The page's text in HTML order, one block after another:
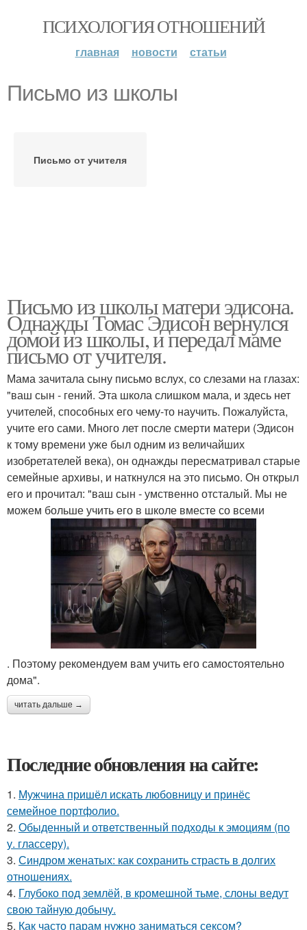
ПСИХОЛОГИЯ ОТНОШЕНИЙ
главная новости статьи
Письмо из школы
Письмо от учителя
Письмо из школы матери эдисона.
Однажды Томас Эдисон вернулся
домой из школы, и передал маме
письмо от учителя.
Мама зачитала сыну письмо вслух, со слезами на глазах:
"ваш сын - гений. Эта школа слишком мала, и здесь нет
учителей, способных его чему-то научить. Пожалуйста,
учите его сами. Много лет после смерти матери (Эдисон
к тому времени уже был одним из величайших
изобретателей века), он однажды пересматривал старые
семейные архивы, и наткнулся на это письмо. Он открыл
его и прочитал: "ваш сын - умственно отсталый. Мы не
можем больше учить его в школе вместе со всеми
. Поэтому рекомендуем вам учить его самостоятельно
дома".
читать дальше →
Последние обновления на сайте:
1. Мужчина пришёл искать любовницу и принёс
семейное портфолио.
2. Обыденный и ответственный подходы к эмоциям (по
у. глассеру).
3. Синдром женатых: как сохранить страсть в долгих
отношениях.
4. Глубоко под землёй, в кромешной тьме, слоны ведут
свою тайную добычу.
5. Как часто парам нужно заниматься сексом?